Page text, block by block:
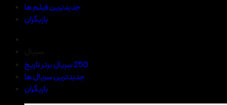
جدیدترین فیلم ها
بازیگران
250 سریال برتر تاریخ
جدیدترین سریال ها
بازیگران